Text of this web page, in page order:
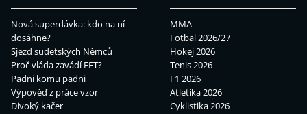
Nová superdávka: kdo na ní
dosáhne?
Sjezd sudetských Němců
Proč vláda zavádí EET?
Padni komu padni
Výpověď z práce vzor
Divoký kačer
MMA
Fotbal 2026/27
Hokej 2026
Tenis 2026
F1 2026
Atletika 2026
Cyklistika 2026